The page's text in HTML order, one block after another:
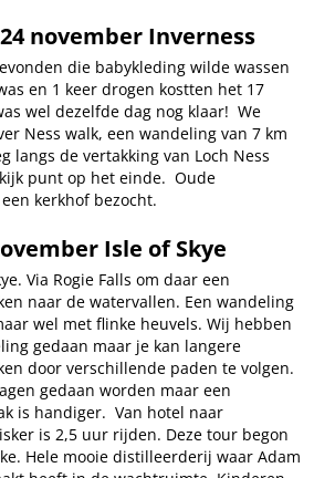
november Inverness
die babykleding wilde wassen
en 1 keer drogen kostten het 17
wel dezelfde dag nog klaar! We
Ness walk, een wandeling van 7 km
langs de vertakking van Loch Ness
punt op het einde. Oude
kerkhof bezocht.
Isle of Skye
Via Rogie Falls om daar een
naar de watervallen. Een wandeling
wel met flinke heuvels. Wij hebben
gedaan maar je kan langere
door verschillende paden te volgen.
gedaan worden maar een
is handiger. Van hotel naar
is 2,5 uur rijden. Deze tour begon
Hele mooie distilleerderij waar Adam